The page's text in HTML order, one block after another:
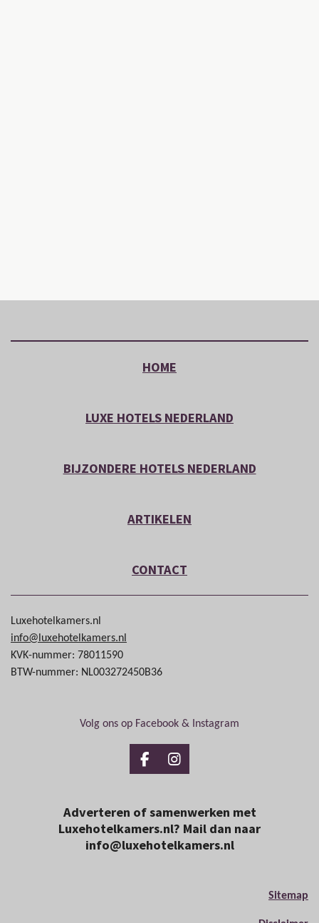
HOME
LUXE HOTELS NEDERLAND
BIJZONDERE HOTELS NEDERLAND
ARTIKELEN
CONTACT
Luxehotelkamers.nl
info@luxehotelkamers.nl
KVK-nummer: 78011590
BTW-nummer: NL003272450B36
Volg ons op Facebook & Instagram
F
a
b
o
o
I
n
a
g
r
Adverteren of samenwerken met
Luxehotelkamers.nl? Mail dan naar
info@luxehotelkamers.nl
Sitemap